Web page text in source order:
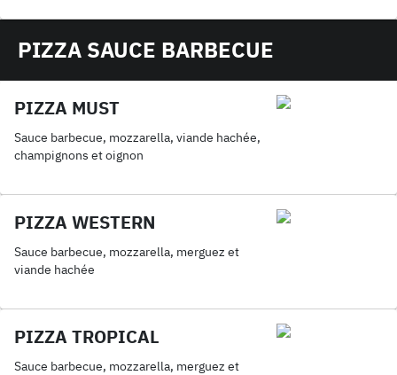
PIZZA SAUCE BARBECUE
PIZZA MUST
Sauce barbecue, mozzarella, viande hachée,
champignons et oignon
PIZZA WESTERN
Sauce barbecue, mozzarella, merguez et
viande hachée
PIZZA TROPICAL
Sauce barbecue, mozzarella, merguez et